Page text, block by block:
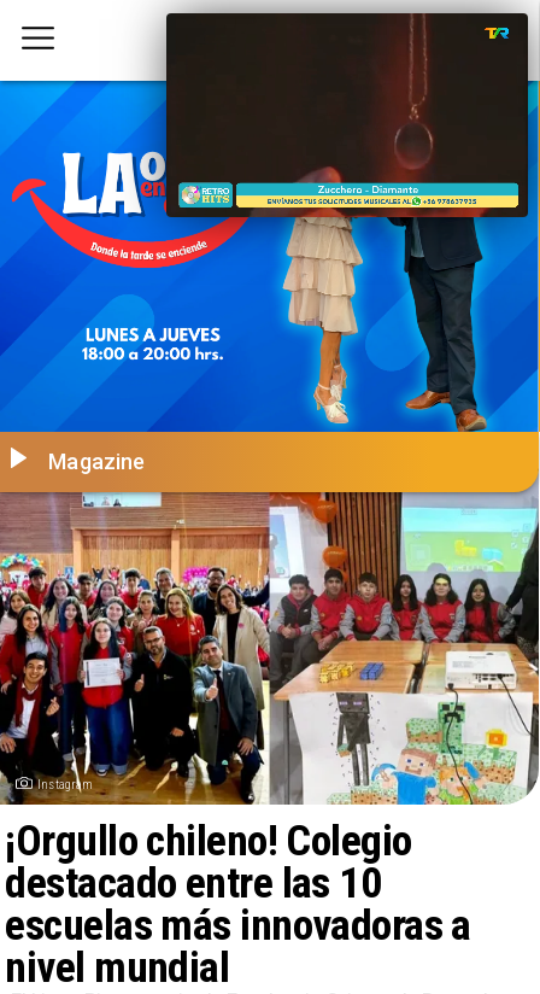
Instagram
¡Orgullo chileno! Colegio
destacado entre las 10
escuelas más innovadoras a
nivel mundial
Magazine